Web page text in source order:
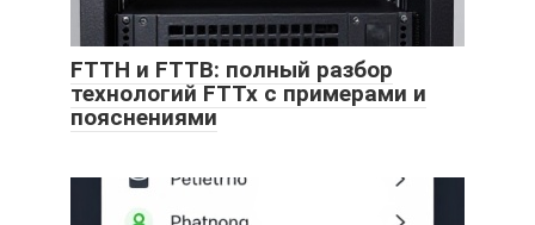
FTTH и FTTB: полный разбор
технологий FTTx с примерами и
пояснениями